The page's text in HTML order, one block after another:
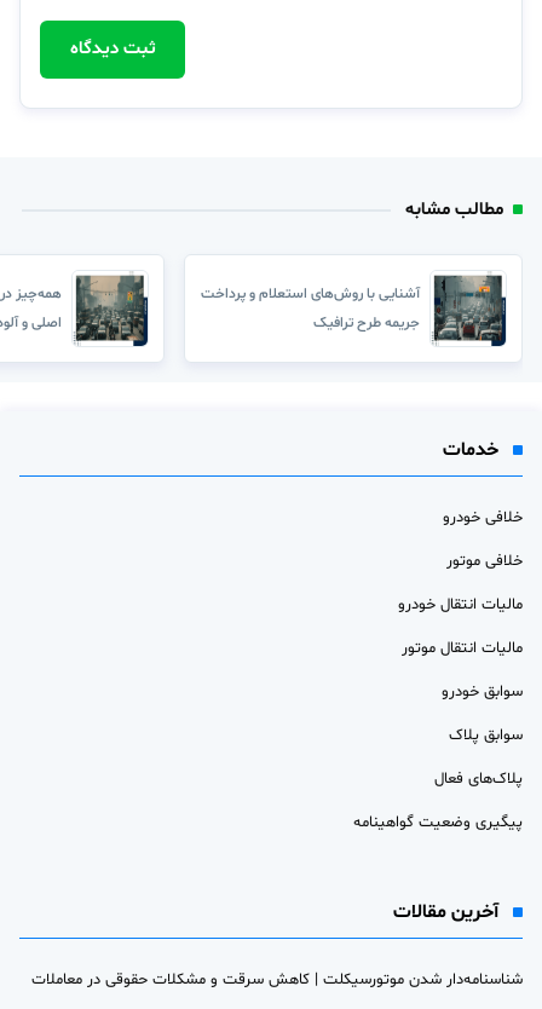
ثبت دیدگاه
مطالب مشابه
آشنایی با روش‌های استعلام و پرداخت
جریمه طرح ترافیک
همه‌چیز
اصلی و
خدمات
خلافی خودرو
خلافی موتور
مالیات انتقال خودرو
مالیات انتقال موتور
سوابق خودرو
سوابق پلاک
پلاک‌های فعال
پیگیری وضعیت گواهینامه
آخرین مقالات
شناسنامه‌دار شدن موتورسیکلت | کاهش سرقت و مشکلات حقوقی در معاملات